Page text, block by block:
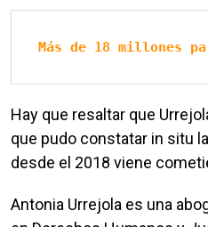
Más de 18 millones
Hay que resaltar que
que pudo constatar in situ
desde el 2018 viene
Antonia Urrejola es una